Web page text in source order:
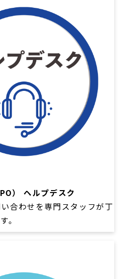
） ヘルプデスク
合わせを専門スタッフが丁
。